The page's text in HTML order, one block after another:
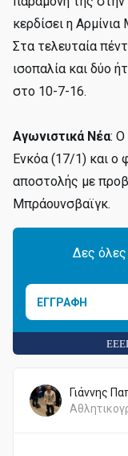
κερδίσει η
Στα τελευταία
ισοπαλία και δύο
στο 10-7-16.
Αγωνιστικά Νέα: Ο
Ενκόα (17/1) και ο
αποστολής με
Μπράουνσβαϊγκ.
Δες όλες
ΕΓΓΡΑΦΗ
Γιάννης